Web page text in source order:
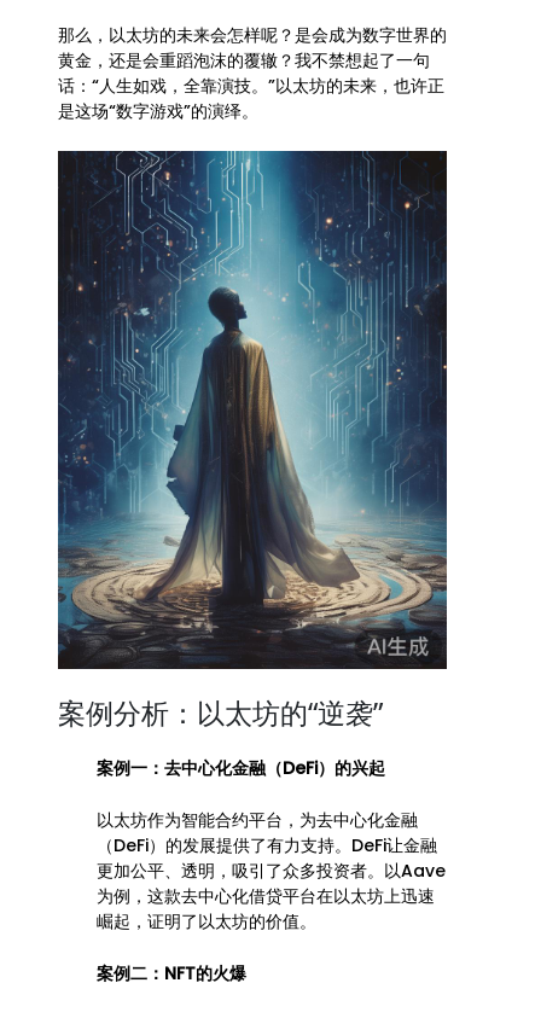
那么，以太坊的未来会怎样呢？是会成为数字世界的
黄金，还是会重蹈泡沫的覆辙？我不禁想起了一句
话：“人生如戏，全靠演技。”以太坊的未来，也许正
是这场“数字游戏”的演绎。
案例分析：以太坊的“逆袭”
案例一：去中心化金融（DeFi）的兴起
以太坊作为智能合约平台，为去中心化金融
（DeFi）的发展提供了有力支持。DeFi让金融
更加公平、透明，吸引了众多投资者。以Aave
为例，这款去中心化借贷平台在以太坊上迅速
崛起，证明了以太坊的价值。
案例二：NFT的火爆